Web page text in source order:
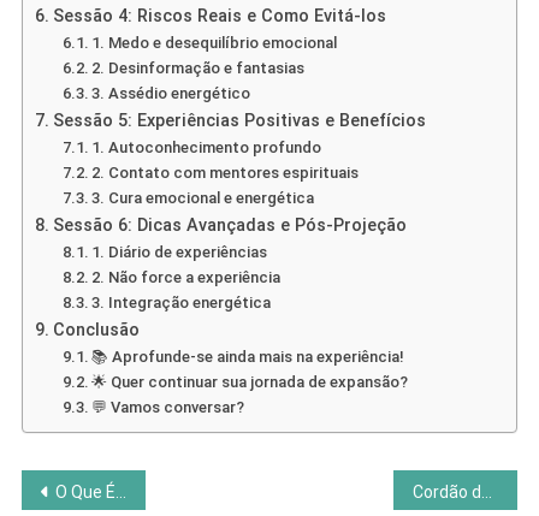
Sessão 4: Riscos Reais e Como Evitá-los
1. Medo e desequilíbrio emocional
2. Desinformação e fantasias
3. Assédio energético
Sessão 5: Experiências Positivas e Benefícios
1. Autoconhecimento profundo
2. Contato com mentores espirituais
3. Cura emocional e energética
Sessão 6: Dicas Avançadas e Pós-Projeção
1. Diário de experiências
2. Não force a experiência
3. Integração energética
Conclusão
📚 Aprofunde-se ainda mais na experiência!
🌟 Quer continuar sua jornada de expansão?
💬 Vamos conversar?
Navegação
O Que É Projeção Astral: Desvende os Mistérios da Consciência Cordão de Prata: A Ligação Entre o Corpo e o Espírito